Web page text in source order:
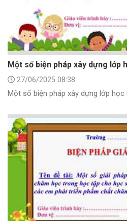
Một số biện pháp xây dựng lớp
27/06/2025 08:38
Một số biện pháp xây dựng lớp học